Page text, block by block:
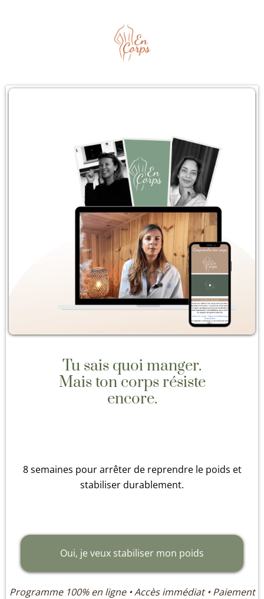
Tu sais quoi manger.
Mais ton corps résiste
encore.
8 semaines pour arrêter de reprendre le poids et
stabiliser durablement.
Oui, je veux stabiliser mon poids
Programme 100% en ligne • Accès immédiat • Paiement